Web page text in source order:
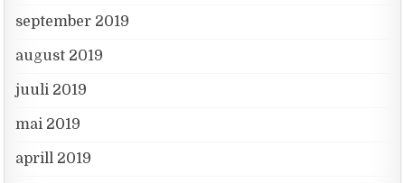
september 2019
august 2019
juuli 2019
mai 2019
aprill 2019